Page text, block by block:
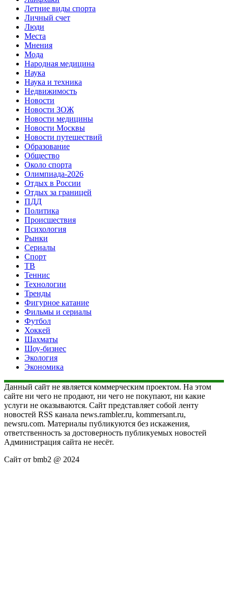
Летние виды спорта
Личный счет
Люди
Места
Мнения
Мода
Народная медицина
Наука
Наука и техника
Недвижимость
Новости
Новости ЗОЖ
Новости медицины
Новости Москвы
Новости путешествий
Образование
Общество
Около спорта
Олимпиада-2026
Отдых в России
Отдых за границей
ПДД
Политика
Происшествия
Психология
Рынки
Сериалы
Спорт
ТВ
Теннис
Технологии
Тренды
Фигурное катание
Фильмы и сериалы
Футбол
Хоккей
Шахматы
Шоу-бизнес
Экология
Экономика
Данный сайт не является коммерческим проектом. На этом
сайте ни чего не продают, ни чего не покупают, ни какие
услуги не оказываются. Сайт представляет собой ленту
новостей RSS канала news.rambler.ru, kommersant.ru,
newsru.com. Материалы публикуются без искажения,
ответственность за достоверность публикуемых новостей
Администрация сайта не несёт.
Сайт от bmb2 @ 2024